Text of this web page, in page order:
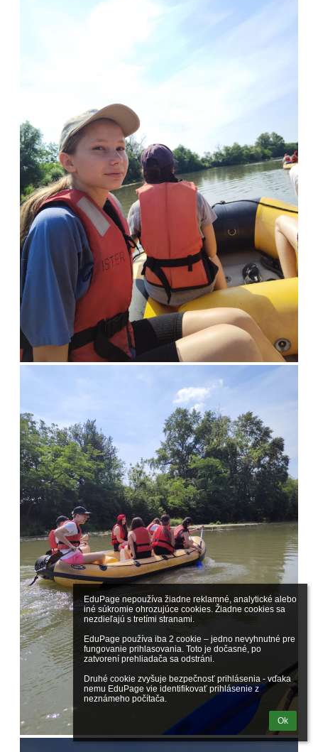
EduPage nepoužíva žiadne reklamné, analytické alebo
iné súkromie ohrozujúce cookies. Žiadne cookies sa
nezdieľajú s tretími stranami.
EduPage používa iba 2 cookie – jedno nevyhnutné pre
fungovanie prihlasovania. Toto je dočasné, po
zatvorení prehliadača sa odstráni.
Druhé cookie zvyšuje bezpečnosť prihlásenia - vďaka
nemu EduPage vie identifikovať prihlásenie z
neznámeho počítača.
Ok